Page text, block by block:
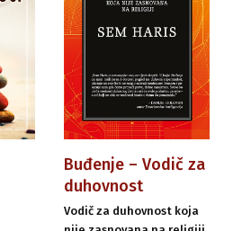
Buđenje – Vodič za
duhovnost
Vodič za duhovnost koja